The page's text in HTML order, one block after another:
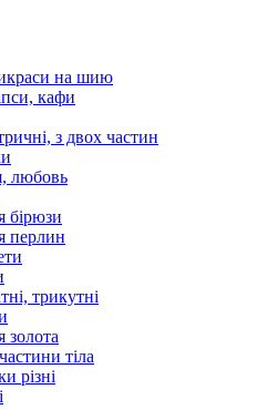
на шию
кафи
з двох частин
любовь
бірюзи
перлин
трикутні
золота
тіла
різні